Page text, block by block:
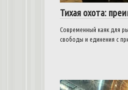
Тихая охота:
Современный каяк для
свободы и единения с